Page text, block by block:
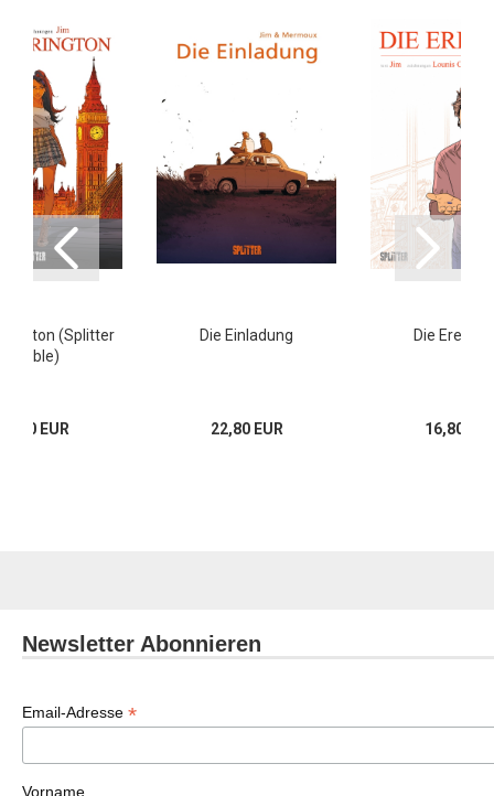
(Splitter
Double)
EUR
Die Einladung
22,80 EUR
Die
16,80
Newsletter Abonnieren
Email-Adresse *
Vorname